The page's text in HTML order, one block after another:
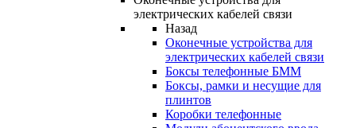
электрических кабелей связи
Назад
Оконечные устройства для
электрических кабелей связи
Боксы телефонные БММ
Боксы, рамки и несущие для
плинтов
Коробки телефонные